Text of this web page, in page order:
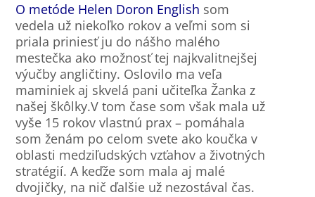
O metóde Helen Doron English som
vedela už niekoľko rokov a veľmi som si
priala priniesť ju do nášho malého
mestečka ako možnosť tej najkvalitnejšej
výučby angličtiny. Oslovilo ma veľa
maminiek aj skvelá pani učiteľka Žanka z
našej škôlky.V tom čase som však mala už
vyše 15 rokov vlastnú prax – pomáhala
som ženám po celom svete ako koučka v
oblasti medziľudských vzťahov a životných
stratégií. A keďže som mala aj malé
dvojičky, na nič ďalšie už nezostával čas.